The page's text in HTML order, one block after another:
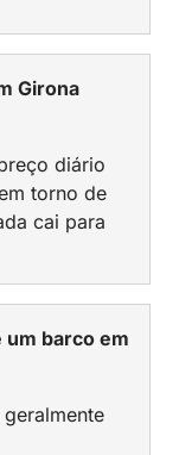
Girona
diário
torno de
cai para
um barco em